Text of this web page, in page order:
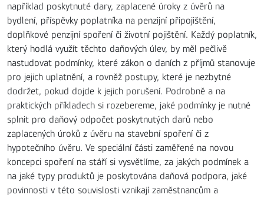
například poskytnuté dary, zaplacené úroky z úvěrů na
bydlení, příspěvky poplatníka na penzijní připojištění,
doplňkové penzijní spoření či životní pojištění. Každý poplatník,
který hodlá využít těchto daňových úlev, by měl pečlivě
nastudovat podmínky, které zákon o daních z příjmů stanovuje
pro jejich uplatnění, a rovněž postupy, které je nezbytné
dodržet, pokud dojde k jejich porušení. Podrobně a na
praktických příkladech si rozebereme, jaké podmínky je nutné
splnit pro daňový odpočet poskytnutých darů nebo
zaplacených úroků z úvěru na stavební spoření či z
hypotečního úvěru. Ve speciální části zaměřené na novou
koncepci spoření na stáří si vysvětlíme, za jakých podmínek a
na jaké typy produktů je poskytována daňová podpora, jaké
povinnosti v této souvislosti vznikají zaměstnancům a